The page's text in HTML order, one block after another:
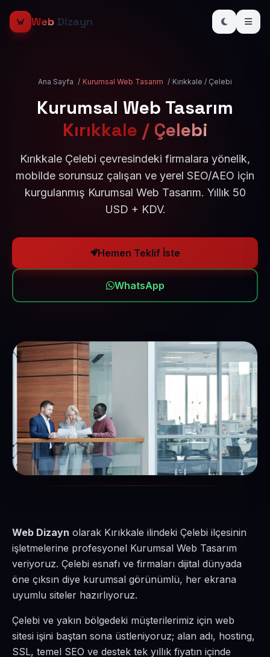
Web Dizayn
Ana Sayfa / Kurumsal Web Tasarım / Kırıkkale / Çelebi
Kurumsal Web Tasarım
Kırıkkale / Çelebi
Kırıkkale Çelebi çevresindeki firmalara yönelik,
mobilde sorunsuz çalışan ve yerel SEO/AEO için
kurgulanmış Kurumsal Web Tasarım. Yıllık 50
USD + KDV.
Hemen Teklif İste
WhatsApp
Web Dizayn olarak Kırıkkale ilindeki Çelebi ilçesinin
işletmelerine profesyonel Kurumsal Web Tasarım
veriyoruz. Çelebi esnafı ve firmaları dijital dünyada
öne çıksın diye kurumsal görünümlü, her ekrana
uyumlu siteler hazırlıyoruz.
Çelebi ve yakın bölgedeki müşterilerimiz için web
sitesi işini baştan sona üstleniyoruz; alan adı, hosting,
SSL, temel SEO ve destek tek yıllık fiyatın içinde